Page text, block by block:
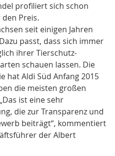
profiliert sich schon
Preis.
seit einigen Jahren
passt, dass sich immer
ihrer Tierschutz-
schauen lassen. Die
hat Aldi Süd Anfang 2015
die meisten großen
ist eine sehr
die zur Transparenz und
beiträgt“, kommentiert
der Albert